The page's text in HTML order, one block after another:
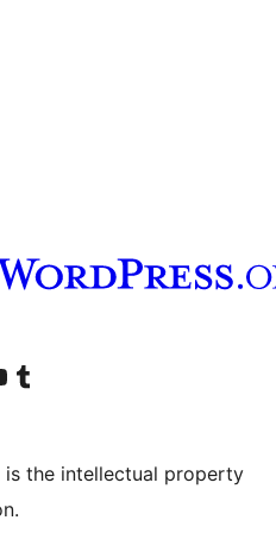
account
YouTube channel
Visit our Tumblr account
is the intellectual property